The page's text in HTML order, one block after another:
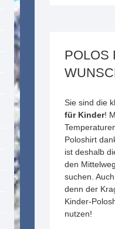
POLOS
Sie sind die
für Kinder!
Poloshirt
ist deshalb
den
suchen.
denn der
Kinder-
nutzen!